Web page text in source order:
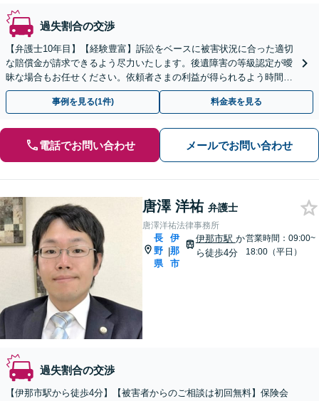
過失割合の交渉
【弁護士10年目】【経験豊富】訴訟をベースに被害状況に合った適切
な賠償金が請求できるよう尽力いたします。後遺障害の等級認定が曖
昧な場合もお任せください。依頼者さまの利益が得られるよう時間と
労力をかけてサポートいたします。【休日・夜間相談可】
事例を見る(1件) 料金表を見る
電話でお問い合わせ メールでお問い合わせ
唐澤 洋祐 弁護士
唐澤洋祐法律事務所
長
野
県
|
伊
那
市
伊那市駅 か
ら徒歩4分
営業時間：09:00~
18:00（平日）
過失割合の交渉
【伊那市駅から徒歩4分】【被害者からのご相談は初回無料】保険会